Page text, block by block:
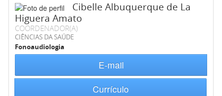
Cibelle Albuquerque de La
Higuera Amato
COORDENADOR(A)
CIÊNCIAS DA SAÚDE
Fonoaudiologia
E-mail
Currículo